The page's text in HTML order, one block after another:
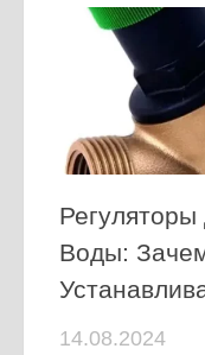
Воды:
14.08.2024